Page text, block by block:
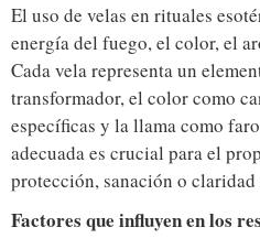
El uso de velas en rituales
energía del fuego, el color, el
Cada vela representa un
transformador, el color como
específicas y la llama como
adecuada es crucial para el
protección, sanación o claridad
Factores que influyen en los